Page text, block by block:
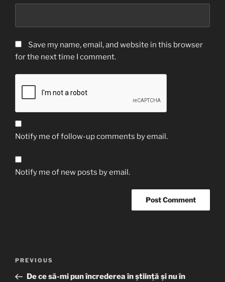
Save my name, email, and website in this browser
for the next time I comment.
Notify me of follow-up comments by email.
Notify me of new posts by email.
Previous
Post
PREVIOUS
De ce să-mi pun încrederea în știință și nu în